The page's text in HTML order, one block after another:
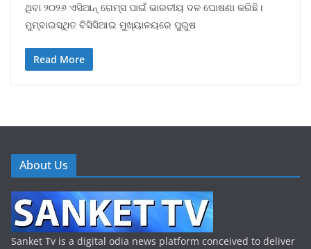
ଥିବା ୨୦୨୬ ଏସିଆନ୍ ଗେମ୍ସ ପାଇଁ ଭାରତୀୟ ଦଳ ଘୋଷଣା କରିଛି।
ମୁମ୍ବାଇସ୍ଥିତ ବିସିସିଆଇ ମୁଖ୍ୟାଳୟରେ ପୁରୁଷ
Read More
About Us
Sanket Tv is a digital odia news platform conceived to deliver